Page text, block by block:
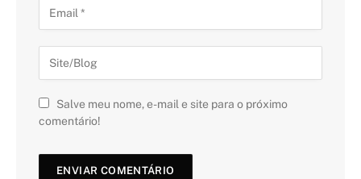
Salve meu nome, e-mail e site para o próximo
comentário!